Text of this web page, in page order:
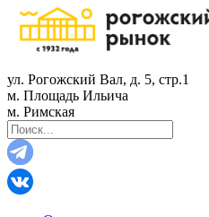
ул. Рогожский Вал, д. 5, стр.1
м. Площадь Ильича
м. Римская